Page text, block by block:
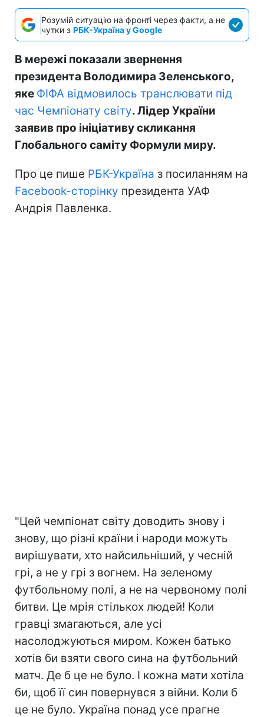
Розумій ситуацію на фронті через факти, а не
чутки з РБК-Україна у Google
В мережі показали звернення
президента Володимира Зеленського,
яке ФІФА відмовилось транслювати під
час Чемпіонату світу. Лідер України
заявив про ініціативу скликання
Глобального саміту Формули миру.
Про це пише РБК-Україна з посиланням на
Facebook-сторінку президента УАФ
Андрія Павленка.
"Цей чемпіонат світу доводить знову і
знову, що різні країни і народи можуть
вирішувати, хто найсильніший, у чесній
грі, а не у грі з вогнем. На зеленому
футбольному полі, а не на червоному полі
битви. Це мрія стількох людей! Коли
гравці змагаються, але усі
насолоджуються миром. Кожен батько
хотів би взяти свого сина на футбольний
матч. Де б це не було. І кожна мати хотіла
би, щоб її син повернувся з війни. Коли б
це не було. Україна понад усе прагне